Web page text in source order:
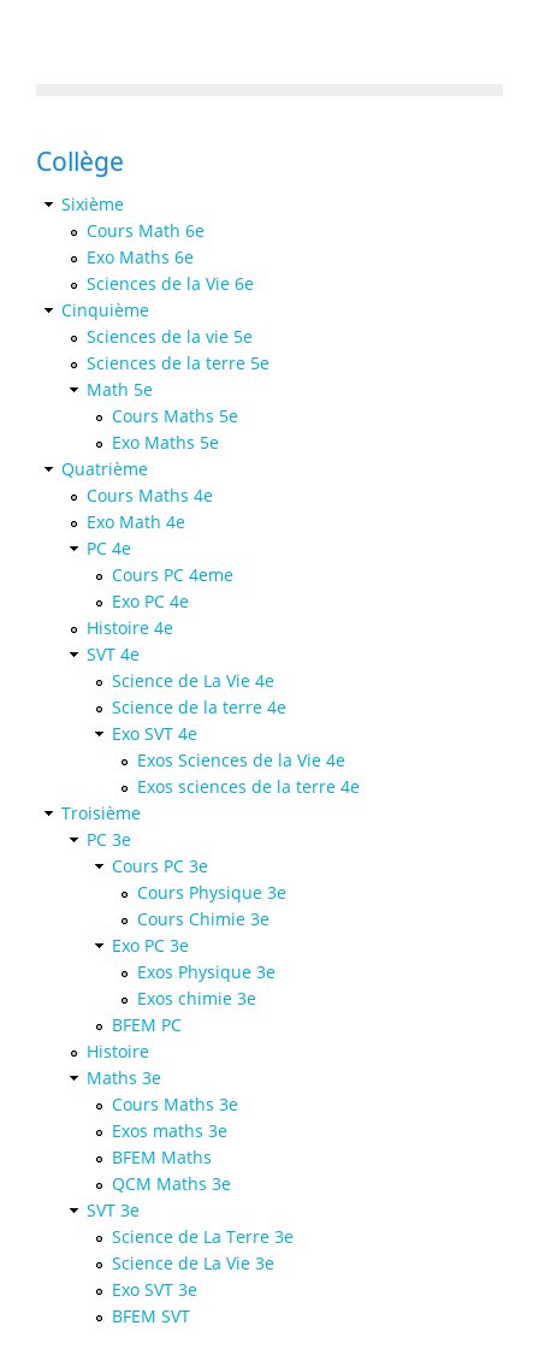
Collège
Sixième
Cours Math 6e
Exo Maths 6e
Sciences de la Vie 6e
Cinquième
Sciences de la vie 5e
Sciences de la terre 5e
Math 5e
Cours Maths 5e
Exo Maths 5e
Quatrième
Cours Maths 4e
Exo Math 4e
PC 4e
Cours PC 4eme
Exo PC 4e
Histoire 4e
SVT 4e
Science de La Vie 4e
Science de la terre 4e
Exo SVT 4e
Exos Sciences de la Vie 4e
Exos sciences de la terre 4e
Troisième
PC 3e
Cours PC 3e
Cours Physique 3e
Cours Chimie 3e
Exo PC 3e
Exos Physique 3e
Exos chimie 3e
BFEM PC
Histoire
Maths 3e
Cours Maths 3e
Exos maths 3e
BFEM Maths
QCM Maths 3e
SVT 3e
Science de La Terre 3e
Science de La Vie 3e
Exo SVT 3e
BFEM SVT